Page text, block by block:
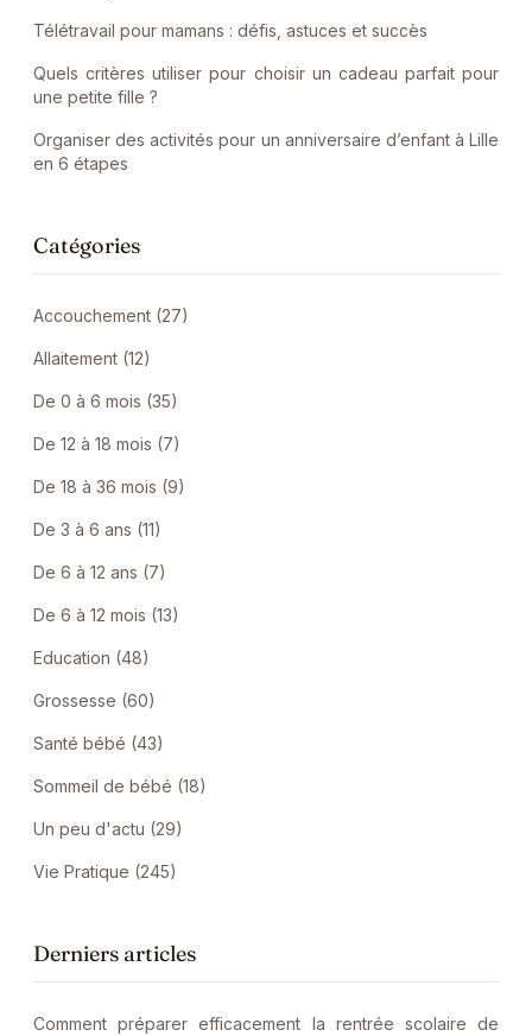
Télétravail pour mamans : défis, astuces et succès
Quels critères utiliser pour choisir un cadeau parfait pour
une petite fille ?
Organiser des activités pour un anniversaire d’enfant à Lille
en 6 étapes
Catégories
Accouchement (27)
Allaitement (12)
De 0 à 6 mois (35)
De 12 à 18 mois (7)
De 18 à 36 mois (9)
De 3 à 6 ans (11)
De 6 à 12 ans (7)
De 6 à 12 mois (13)
Education (48)
Grossesse (60)
Santé bébé (43)
Sommeil de bébé (18)
Un peu d'actu (29)
Vie Pratique (245)
Derniers articles
Comment préparer efficacement la rentrée scolaire de